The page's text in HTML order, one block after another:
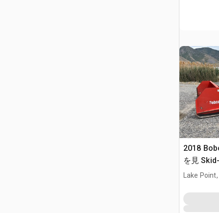
2018
を見
Lake Point,